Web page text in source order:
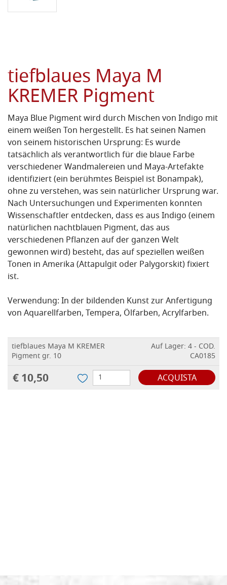
tiefblaues Maya M
KREMER Pigment
Maya Blue Pigment wird durch Mischen von Indigo mit
einem weißen Ton hergestellt. Es hat seinen Namen
von seinem historischen Ursprung: Es wurde
tatsächlich als verantwortlich für die blaue Farbe
verschiedener Wandmalereien und Maya-Artefakte
identifiziert (ein berühmtes Beispiel ist Bonampak),
ohne zu verstehen, was sein natürlicher Ursprung war.
Nach Untersuchungen und Experimenten konnten
Wissenschaftler entdecken, dass es aus Indigo (einem
natürlichen nachtblauen Pigment, das aus
verschiedenen Pflanzen auf der ganzen Welt
gewonnen wird) besteht, das auf speziellen weißen
Tonen in Amerika (Attapulgit oder Palygorskit) fixiert
ist.
Verwendung: In der bildenden Kunst zur Anfertigung
von Aquarellfarben, Tempera, Ölfarben, Acrylfarben.
tiefblaues Maya M KREMER
Pigment gr. 10
Auf Lager: 4 - COD.
CA0185
€ 10,50 ACQUISTA